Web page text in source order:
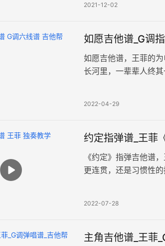
2021-12-02
如愿吉他谱_G调
如愿吉他谱，王菲的
长河里，一辈辈人终
2022-04-29
约定指弹谱_王菲
《约定》指弹吉他谱
更连贯，还是习惯性
2022-07-28
主角吉他谱_王菲